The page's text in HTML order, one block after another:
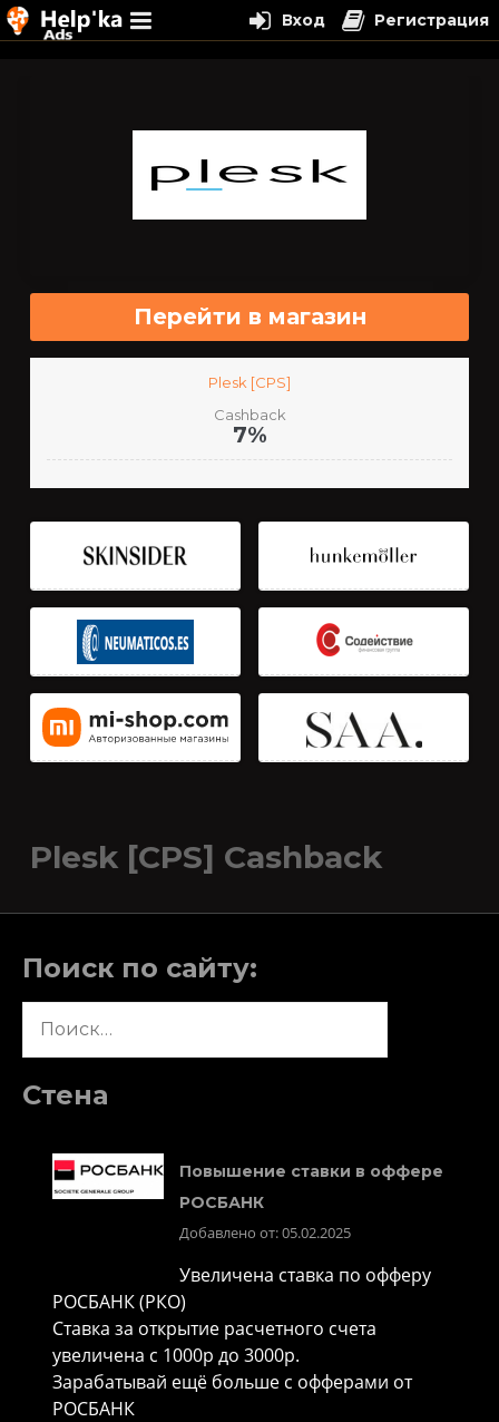
Перейти в магазин
Plesk [CPS]
Cashback
7%
Plesk [CPS] Cashback
Поиск по сайту:
Стена
Повышение ставки в оффере
РОСБАНК
Добавлено от: 05.02.2025
Увеличена ставка по офферу
РОСБАНК (РКО)
Ставка за открытие расчетного счета
увеличена с 1000р до 3000р.
Зарабатывай ещё больше с офферами от
РОСБАНК
Вход Регистрация